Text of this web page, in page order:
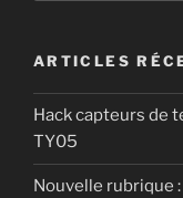
ARTICLES
Hack capteurs de
TY05
Nouvelle rubrique